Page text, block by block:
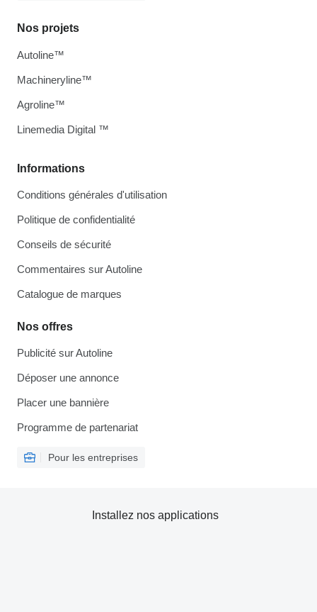
Informations
Conditions générales d'utilisation
Politique de confidentialité
Conseils de sécurité
Commentaires sur Autoline
Catalogue de marques
Nos offres
Publicité sur Autoline
Déposer une annonce
Placer une bannière
Programme de partenariat
Pour les entreprises
Nos projets
Autoline™
Machineryline™
Agroline™
Linemedia Digital ™
Installez nos applications